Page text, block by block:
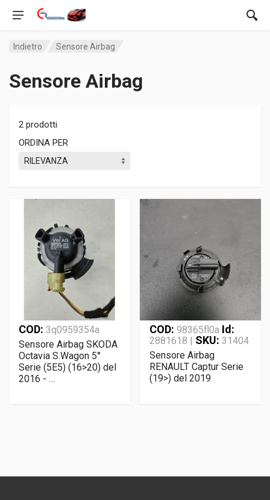
Indietro Sensore Airbag
Sensore Airbag
2 prodotti
ORDINA PER
COD: 3q0959354a
Sensore Airbag SKODA
Octavia S.Wagon 5°
Serie (5E5) (16>20) del
2016 - …
COD: 98365fl0a Id:
2881618 | SKU: 31404
Sensore Airbag
RENAULT Captur Serie
(19>) del 2019